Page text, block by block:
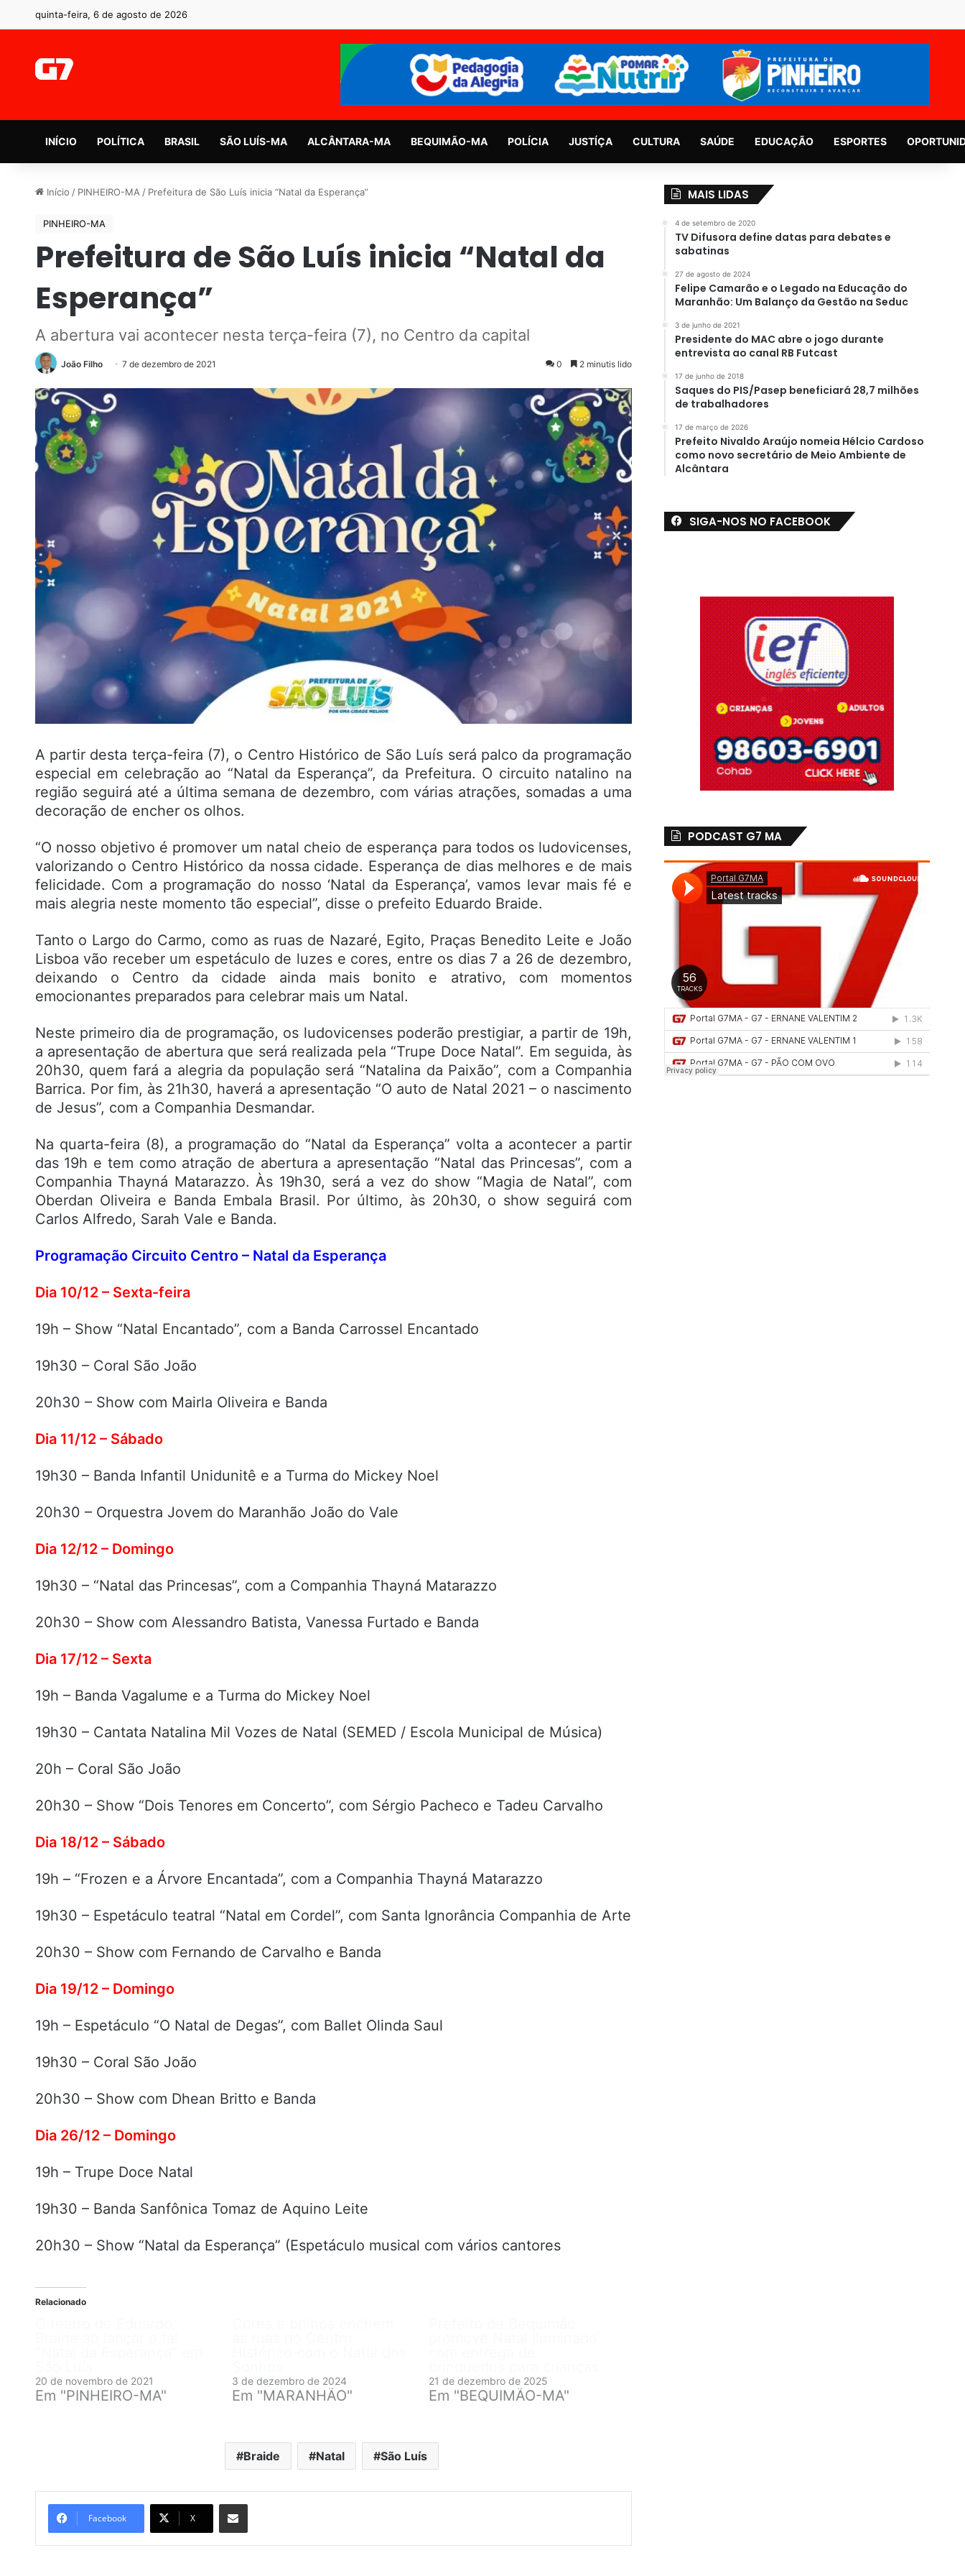
quinta-feira, 6 de agosto de 2026
INÍCIO POLÍTICA BRASIL SÃO LUÍS-MA ALCÂNTARA-MA BEQUIMÃO-MA POLÍCIA JUSTÍÇA CULTURA SAÚDE EDUCAÇÃO ESPORTES
Início / PINHEIRO-MA / Prefeitura de São Luís inicia “Natal da Esperança”
PINHEIRO-MA
Prefeitura de São Luís inicia “Natal da
Esperança”
A abertura vai acontecer nesta terça-feira (7), no Centro da capital
João Filho 7 de dezembro de 2021 0 2 minutis lido
A partir desta terça-feira (7), o Centro Histórico de São Luís será palco da programação
especial em celebração ao “Natal da Esperança”, da Prefeitura. O circuito natalino na
região seguirá até a última semana de dezembro, com várias atrações, somadas a uma
decoração de encher os olhos.
“O nosso objetivo é promover um natal cheio de esperança para todos os ludovicenses,
valorizando o Centro Histórico da nossa cidade. Esperança de dias melhores e de mais
felicidade. Com a programação do nosso ‘Natal da Esperança’, vamos levar mais fé e
mais alegria neste momento tão especial”, disse o prefeito Eduardo Braide.
Tanto o Largo do Carmo, como as ruas de Nazaré, Egito, Praças Benedito Leite e João
Lisboa vão receber um espetáculo de luzes e cores, entre os dias 7 a 26 de dezembro,
deixando o Centro da cidade ainda mais bonito e atrativo, com momentos
emocionantes preparados para celebrar mais um Natal.
Neste primeiro dia de programação, os ludovicenses poderão prestigiar, a partir de 19h,
a apresentação de abertura que será realizada pela “Trupe Doce Natal”. Em seguida, às
20h30, quem fará a alegria da população será “Natalina da Paixão”, com a Companhia
Barrica. Por fim, às 21h30, haverá a apresentação “O auto de Natal 2021 – o nascimento
de Jesus”, com a Companhia Desmandar.
Na quarta-feira (8), a programação do “Natal da Esperança” volta a acontecer a partir
das 19h e tem como atração de abertura a apresentação “Natal das Princesas”, com a
Companhia Thayná Matarazzo. Às 19h30, será a vez do show “Magia de Natal”, com
Oberdan Oliveira e Banda Embala Brasil. Por último, às 20h30, o show seguirá com
Carlos Alfredo, Sarah Vale e Banda.
Programação Circuito Centro – Natal da Esperança
Dia 10/12 – Sexta-feira
19h – Show “Natal Encantado”, com a Banda Carrossel Encantado
19h30 – Coral São João
20h30 – Show com Mairla Oliveira e Banda
Dia 11/12 – Sábado
19h30 – Banda Infantil Unidunitê e a Turma do Mickey Noel
20h30 – Orquestra Jovem do Maranhão João do Vale
Dia 12/12 – Domingo
19h30 – “Natal das Princesas”, com a Companhia Thayná Matarazzo
20h30 – Show com Alessandro Batista, Vanessa Furtado e Banda
Dia 17/12 – Sexta
19h – Banda Vagalume e a Turma do Mickey Noel
19h30 – Cantata Natalina Mil Vozes de Natal (SEMED / Escola Municipal de Música)
20h – Coral São João
20h30 – Show “Dois Tenores em Concerto”, com Sérgio Pacheco e Tadeu Carvalho
Dia 18/12 – Sábado
19h – “Frozen e a Árvore Encantada”, com a Companhia Thayná Matarazzo
19h30 – Espetáculo teatral “Natal em Cordel”, com Santa Ignorância Companhia de Arte
20h30 – Show com Fernando de Carvalho e Banda
Dia 19/12 – Domingo
19h – Espetáculo “O Natal de Degas”, com Ballet Olinda Saul
19h30 – Coral São João
20h30 – Show com Dhean Britto e Banda
Dia 26/12 – Domingo
19h – Trupe Doce Natal
19h30 – Banda Sanfônica Tomaz de Aquino Leite
20h30 – Show “Natal da Esperança” (Espetáculo musical com vários cantores
Relacionado
20 de novembro de 2021
Em "PINHEIRO-MA"
3 de dezembro de 2024
Em "MARANHÃO"
21 de dezembro de 2025
Em "BEQUIMÃO-MA"
Braide Natal São Luís
Facebook X
Compartilhar por e-mail
MAIS LIDAS
4 de setembro de 2020
TV Difusora define datas para debates e
sabatinas
27 de agosto de 2024
Felipe Camarão e o Legado na Educação do
Maranhão: Um Balanço da Gestão na Seduc
3 de junho de 2021
Presidente do MAC abre o jogo durante
entrevista ao canal RB Futcast
17 de junho de 2018
Saques do PIS/Pasep beneficiará 28,7 milhões
de trabalhadores
17 de março de 2026
Prefeito Nivaldo Araújo nomeia Hélcio Cardoso
como novo secretário de Meio Ambiente de
Alcântara
SIGA-NOS NO FACEBOOK
PODCAST G7 MA